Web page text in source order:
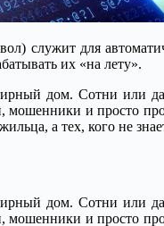
служит для
их «на лету».
дом. Сотни или
мошенники и просто
а тех, кого не
дом. Сотни или
мошенники и просто